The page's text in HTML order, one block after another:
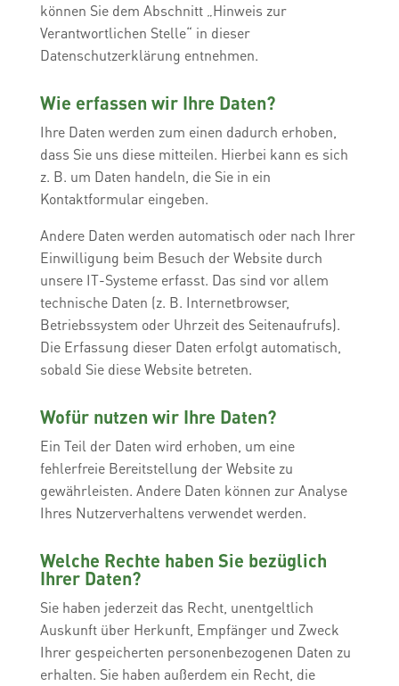
können Sie dem Abschnitt „Hinweis zur
Verantwortlichen Stelle“ in dieser
Datenschutzerklärung entnehmen.
Wie erfassen wir Ihre Daten?
Ihre Daten werden zum einen dadurch erhoben,
dass Sie uns diese mitteilen. Hierbei kann es sich
z. B. um Daten handeln, die Sie in ein
Kontaktformular eingeben.
Andere Daten werden automatisch oder nach Ihrer
Einwilligung beim Besuch der Website durch
unsere IT-Systeme erfasst. Das sind vor allem
technische Daten (z. B. Internetbrowser,
Betriebssystem oder Uhrzeit des Seitenaufrufs).
Die Erfassung dieser Daten erfolgt automatisch,
sobald Sie diese Website betreten.
Wofür nutzen wir Ihre Daten?
Ein Teil der Daten wird erhoben, um eine
fehlerfreie Bereitstellung der Website zu
gewährleisten. Andere Daten können zur Analyse
Ihres Nutzerverhaltens verwendet werden.
Welche Rechte haben Sie bezüglich
Ihrer Daten?
Sie haben jederzeit das Recht, unentgeltlich
Auskunft über Herkunft, Empfänger und Zweck
Ihrer gespeicherten personenbezogenen Daten zu
erhalten. Sie haben außerdem ein Recht, die